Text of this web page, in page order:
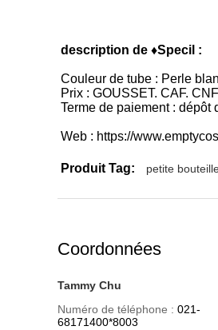
description de ♦Specil :
Couleur de tube : Perle
Prix : GOUSSET. CAF. CNF
Terme de paiement :
Web : https://
Produit Tag: petite
Coordonnées
Tammy Chu
Numéro de téléphone : 021-
68171400*8003